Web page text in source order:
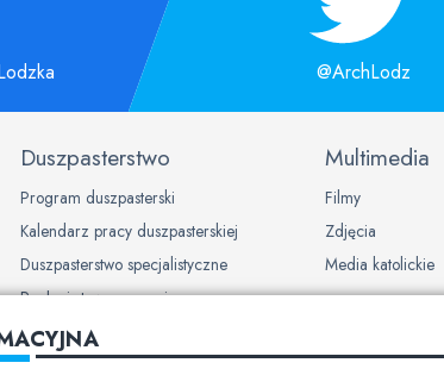
@ArchLodz
Duszpasterstwo
Program duszpasterski
Kalendarz pracy duszpasterskiej
Duszpasterstwo specjalistyczne
Ruchy i stowarzyszenia
Multimedia
Filmy
Zdjęcia
Media katolickie